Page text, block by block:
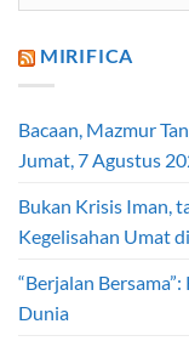
MIRIFICA
Bacaan, Mazmur
Jumat, 7 Agustus
Bukan Krisis Iman,
Kegelisahan Umat
“Berjalan
Dunia